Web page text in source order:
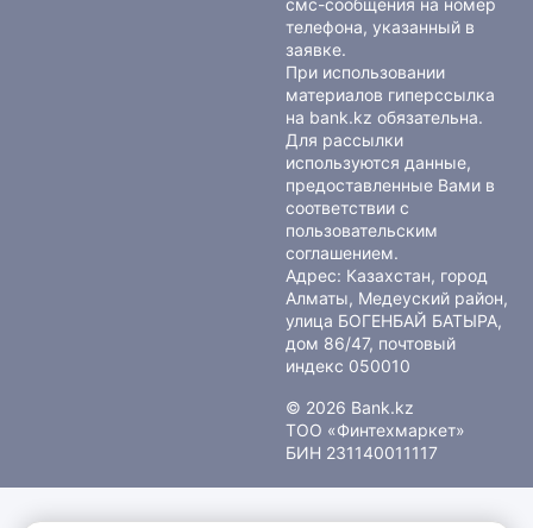
смс-сообщения на номер
телефона, указанный в
заявке.
При использовании
материалов гиперссылка
на bank.kz обязательна.
Для рассылки
используются данные,
предоставленные Вами в
соответствии с
пользовательским
соглашением.
Адрес: Казахстан, город
Алматы, Медеуский район,
улица БОГЕНБАЙ БАТЫРА,
дом 86/47, почтовый
индекс 050010
© 2026 Bank.kz
ТОО «Финтехмаркет»
БИН 231140011117